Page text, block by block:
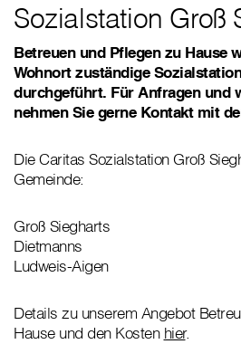
Sozialstation Groß
Betreuen und Pflegen zu Hause
Wohnort zuständige
durchgeführt. Für Anfragen und
nehmen Sie gerne Kontakt mit
Die Caritas Sozialstation Groß
Gemeinde:
Groß Siegharts
Dietmanns
Ludweis-Aigen
Details zu unserem Angebot
Hause und den Kosten hier.